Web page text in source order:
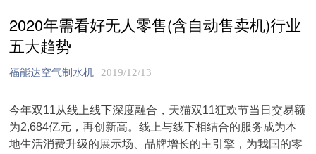
2020年需看好无人零售(含自动售卖机)行业
五大趋势
福能达空气制水机 2019/12/13
今年双11从线上线下深度融合，天猫双11狂欢节当日交易额
为2,684亿元，再创新高。线上与线下相结合的服务成为本
地生活消费升级的展示场、品牌增长的主引擎，为我国的零